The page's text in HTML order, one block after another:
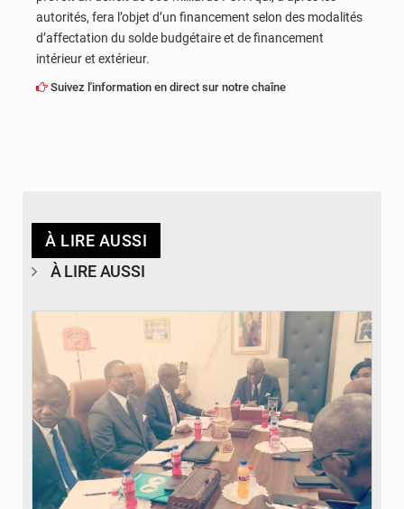
autorités, fera l’objet d’un financement selon des modalités
d’affectation du solde budgétaire et de financement
intérieur et extérieur.
Suivez l'information en direct sur notre chaîne
À LIRE AUSSI
À LIRE AUSSI